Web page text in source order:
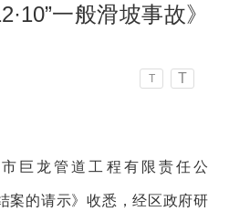
一般滑坡事故》
T T
巨龙管道工程有限责任公
案的请示》收悉，经区政府研